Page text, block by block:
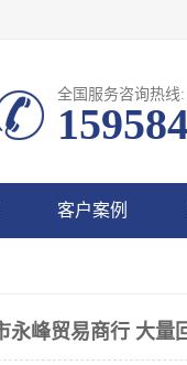
全国服务咨询热线:
客户案例
永峰贸易商行 大量